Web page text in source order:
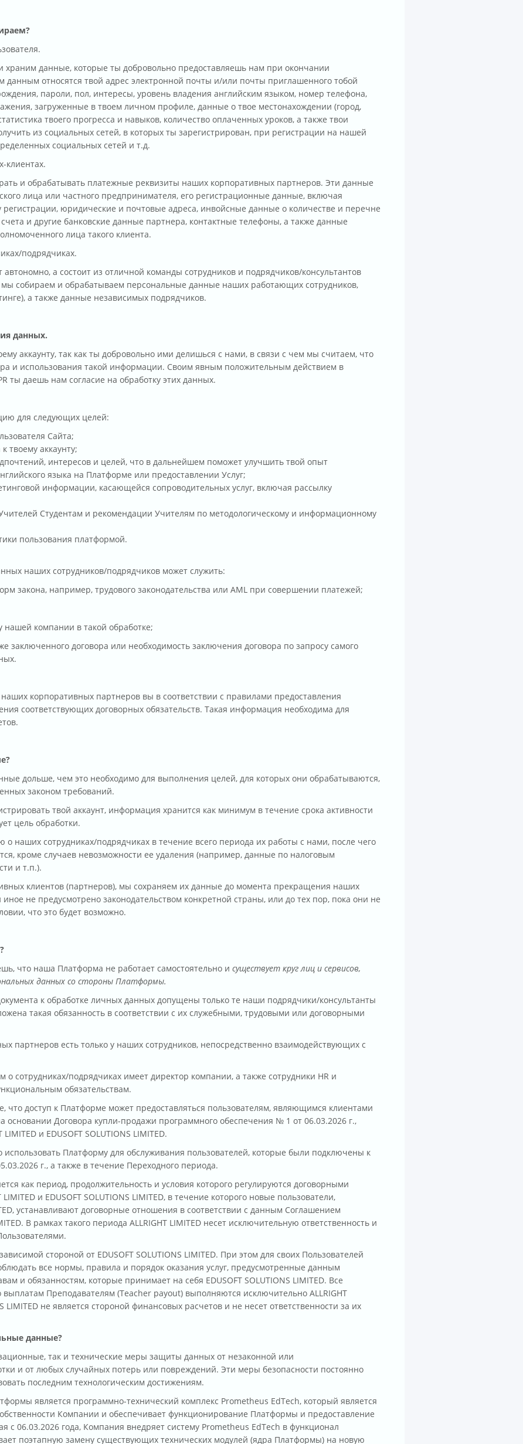
данные, которые ты добровольно предоставляешь нам при окончании
данным относятся твой адрес электронной почты и/или почты приглашенного тобой
пароли, пол, интересы, уровень владения английским языком, номер телефона,
загруженные в твоем личном профиле, данные о твое местонахождении (город,
твоего прогресса и навыков, количество оплаченных уроков, а также твои
из социальных сетей, в которых ты зарегистрирован, при регистрации на нашей
социальных сетей и т.д.
клиентах.
и обрабатывать платежные реквизиты наших корпоративных партнеров. Эти данные
лица или частного предпринимателя, его регистрационные данные, включая
юридические и почтовые адреса, инвойсные данные о количестве и перечне
и другие банковские данные партнера, контактные телефоны, а также данные
лица такого клиента.
подрядчиках.
а состоит из отличной команды сотрудников и подрядчиков/консультантов
собираем и обрабатываем персональные данные наших работающих сотрудников,
а также данные независимых подрядчиков.
данных.
аккаунту, так как ты добровольно ими делишься с нами, в связи с чем мы считаем, что
и использования такой информации. Своим явным положительным действием в
ты даешь нам согласие на обработку этих данных.
для следующих целей:
Сайта;
твоему аккаунту;
интересов и целей, что в дальнейшем поможет улучшить твой опыт
языка на Платформе или предоставлении Услуг;
информации, касающейся сопроводительных услуг, включая рассылку
Студентам и рекомендации Учителям по методологическому и информационному
пользования платформой.
наших сотрудников/подрядчиков может служить:
закона, например, трудового законодательства или AML при совершении платежей;
нашей компании в такой обработке;
заключенного договора или необходимость заключения договора по запросу самого
корпоративных партнеров вы в соответствии с правилами предоставления
соответствующих договорных обязательств. Такая информация необходима для
дольше, чем это необходимо для выполнения целей, для которых они обрабатываются,
законом требований.
твой аккаунт, информация хранится как минимум в течение срока активности
цель обработки.
наших сотрудниках/подрядчиках в течение всего периода их работы с нами, после чего
кроме случаев невозможности ее удаления (например, данные по налоговым
и т.п.).
клиентов (партнеров), мы сохраняем их данные до момента прекращения наших
не предусмотрено законодательством конкретной страны, или до тех пор, пока они не
что это будет возможно.
что наша Платформа не работает самостоятельно и существует круг лиц и сервисов,
данных со стороны Платформы.
к обработке личных данных допущены только те наши подрядчики/консультанты
такая обязанность в соответствии с их служебными, трудовыми или договорными
партнеров есть только у наших сотрудников, непосредственно взаимодействующих с
о сотрудниках/подрядчиках имеет директор компании, а также сотрудники HR и
обязательствам.
доступ к Платформе может предоставляться пользователям, являющимся клиентами
основании Договора купли-продажи программного обеспечения № 1 от 06.03.2026 г.,
и EDUSOFT SOLUTIONS LIMITED.
использовать Платформу для обслуживания пользователей, которые были подключены к
г., а также в течение Переходного периода.
как период, продолжительность и условия которого регулируются договорными
и EDUSOFT SOLUTIONS LIMITED, в течение которого новые пользователи,
устанавливают договорные отношения в соответствии с данным Соглашением
В рамках такого периода ALLRIGHT LIMITED несет исключительную ответственность и
стороной от EDUSOFT SOLUTIONS LIMITED. При этом для своих Пользователей
все нормы, правила и порядок оказания услуг, предусмотренные данным
и обязанностям, которые принимает на себя EDUSOFT SOLUTIONS LIMITED. Все
Преподавателям (Teacher payout) выполняются исключительно ALLRIGHT
LIMITED не является стороной финансовых расчетов и не несет ответственности за их
данные?
так и технические меры защиты данных от незаконной или
и от любых случайных потерь или повреждений. Эти меры безопасности постоянно
последним технологическим достижениям.
является программно-технический комплекс Prometheus EdTech, который является
Компании и обеспечивает функционирование Платформы и предоставление
с 06.03.2026 года, Компания внедряет систему Prometheus EdTech в функционал
поэтапную замену существующих технических модулей (ядра Платформы) на новую